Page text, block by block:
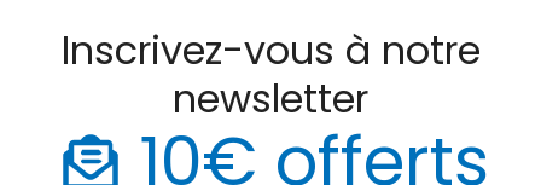
Inscrivez-vous à notre
newsletter
10€ offerts